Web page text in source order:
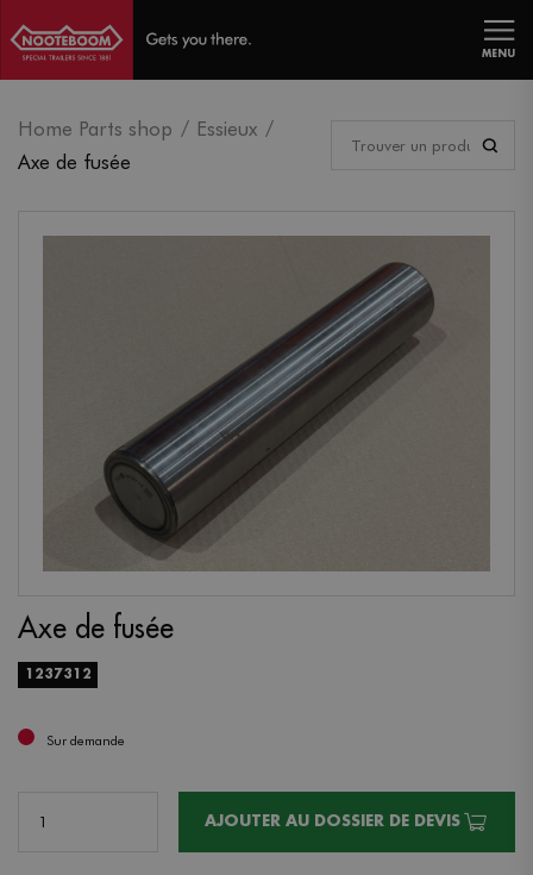
MENU
Home Parts shop
Essieux
Axe de fusée
Axe de fusée
1237312
Sur demande
AJOUTER AU DOSSIER DE DEVIS